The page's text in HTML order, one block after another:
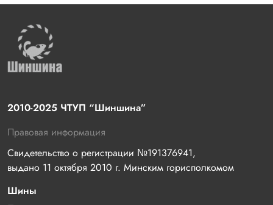
2010-2025 ЧТУП “Шиншина”
Правовая информация
Свидетельство о регистрации №191376941,
выдано 11 октября 2010 г. Минским горисполкомом
Шины